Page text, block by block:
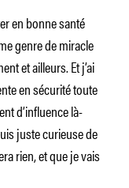
en bonne santé
genre de miracle
et ailleurs. Et j’ai
en sécurité toute
d’influence là-
juste curieuse de
rien, et que je vais